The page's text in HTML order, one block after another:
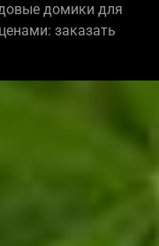
домики для
заказать